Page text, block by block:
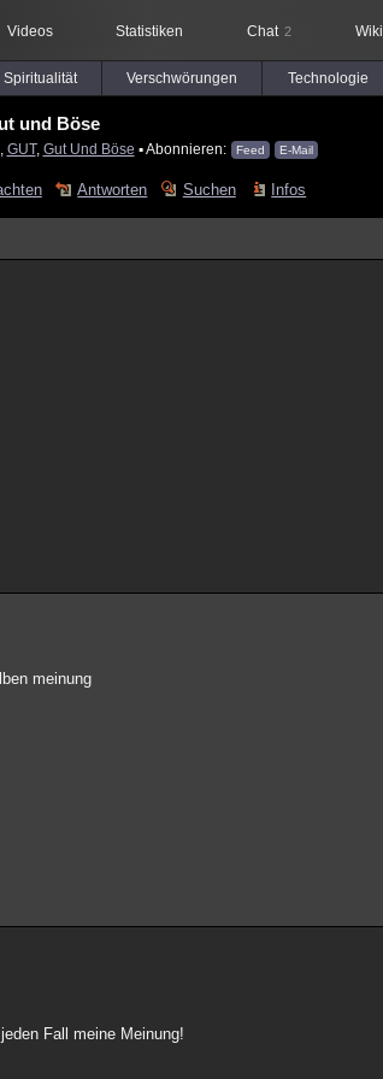
Videos Statistiken Chat 2 Wiki
Spiritualität Verschwörungen Technologie
und Böse
GUT, Gut Und Böse ▪ Abonnieren: Feed E-Mail
Antworten Suchen Infos
meinung
Fall meine Meinung!